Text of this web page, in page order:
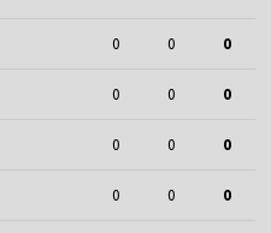
0 0 0
0 0 0
0 0 0
0 0 0